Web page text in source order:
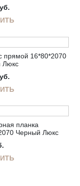
прямой 16*80*2070
Люкс
планка
Черный Люкс